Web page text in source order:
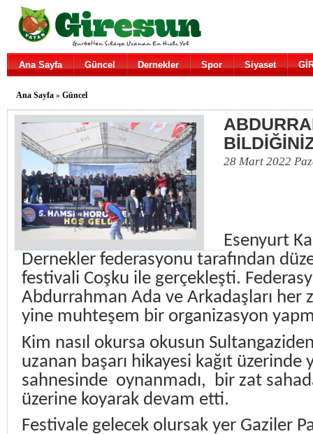
Ana Sayfa Güncel Dernekler Spor Siyaset
Ana Sayfa » Güncel
28 Mart 2022
Esenyurt
Dernekler federasyonu tarafından
festivali Coşku ile gerçekleşti.
Abdurrahman Ada ve Arkadaşları her
yine muhteşem bir organizasyon
Kim nasıl okursa okusun
uzanan başarı hikayesi kağıt üzerinde
sahnesinde oynanmadı, bir zat
üzerine koyarak devam etti.
Festivale gelecek olursak yer Gaziler